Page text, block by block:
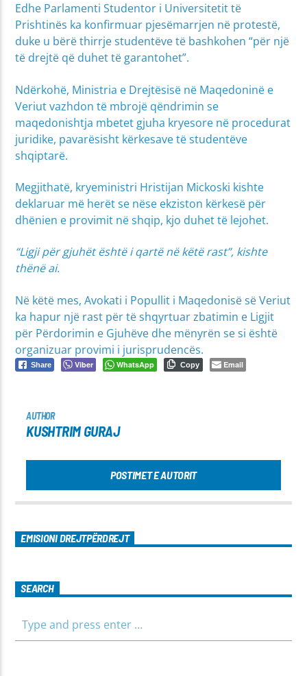
Edhe Parlamenti Studentor i Universitetit të
Prishtinës ka konfirmuar pjesëmarrjen në protestë,
duke u bërë thirrje studentëve të bashkohen “për një
të drejtë që duhet të garantohet”.
Ndërkohë, Ministria e Drejtësisë në Maqedoninë e
Veriut vazhdon të mbrojë qëndrimin se
maqedonishtja mbetet gjuha kryesore në procedurat
juridike, pavarësisht kërkesave të studentëve
shqiptarë.
Megjithatë, kryeministri Hristijan Mickoski kishte
deklaruar më herët se nëse ekziston kërkesë për
dhënien e provimit në shqip, kjo duhet të lejohet.
“Ligji për gjuhët është i qartë në këtë rast”, kishte
thënë ai.
Në këtë mes, Avokati i Popullit i Maqedonisë së Veriut
ka hapur një rast për të shqyrtuar zbatimin e Ligjit
për Përdorimin e Gjuhëve dhe mënyrën se si është
organizuar provimi i jurisprudencës.
Share Viber WhatsApp Copy Email
AUTHOR
KUSHTRIM GURAJ
POSTIMET E AUTORIT
EMISIONI DREJTPËRDREJT
SEARCH